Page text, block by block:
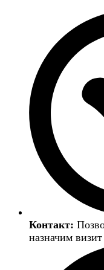
Контакт:
назначим